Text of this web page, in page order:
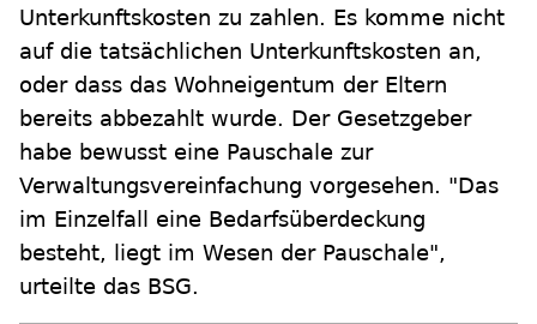
Unterkunftskosten zu zahlen. Es komme nicht
auf die tatsächlichen Unterkunftskosten an,
oder dass das Wohneigentum der Eltern
bereits abbezahlt wurde. Der Gesetzgeber
habe bewusst eine Pauschale zur
Verwaltungsvereinfachung vorgesehen. "Das
im Einzelfall eine Bedarfsüberdeckung
besteht, liegt im Wesen der Pauschale",
urteilte das BSG.